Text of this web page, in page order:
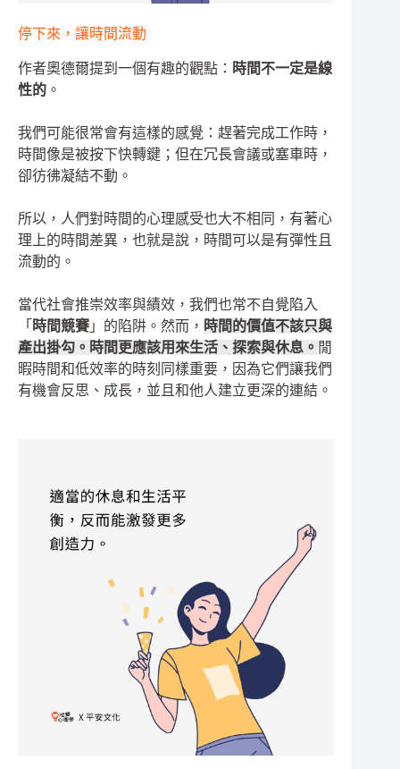
停下來，讓時間流動
作者奧德爾提到一個有趣的觀點： 時間不一定是線
性的 。
我們可能很常會有這樣的感覺：趕著完成工作時，
時間像是被按下快轉鍵；但在冗長會議或塞車時，
卻彷彿凝結不動。
所以，人們對時間的心理感受也大不相同，有著心
理上的時間差異，也就是說，時間可以是有彈性且
流動的。
當代社會推崇效率與績效，我們也常不自覺陷入
「 時間競賽 」的陷阱。然而， 時間的價值不該只與
產出掛勾。時間更應該用來生活、探索與休息。 閒
暇時間和低效率的時刻同樣重要，因為它們讓我們
有機會反思、成長，並且和他人建立更深的連結。